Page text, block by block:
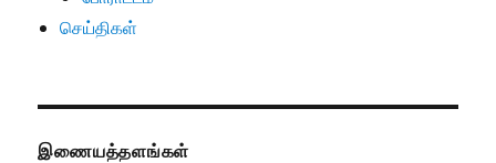
செய்திகள்
இணையத்தளங்கள்